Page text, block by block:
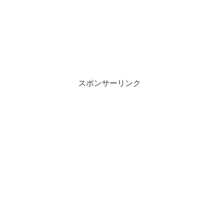
スポンサーリンク